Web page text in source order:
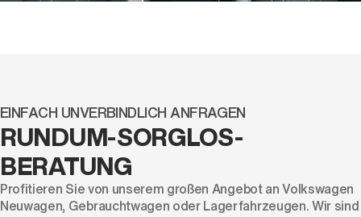
EINFACH UNVERBINDLICH ANFRAGEN
RUNDUM-SORGLOS-
BERATUNG
Profitieren Sie von unserem großen Angebot an Volkswagen
Neuwagen, Gebrauchtwagen oder Lagerfahrzeugen. Wir sind